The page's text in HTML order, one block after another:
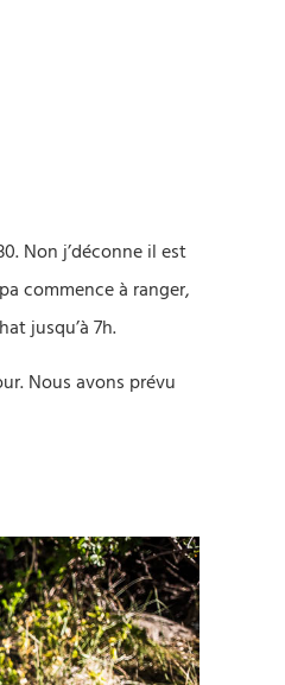
Non j’déconne il est
commence à ranger,
jusqu’à 7h.
Nous avons prévu